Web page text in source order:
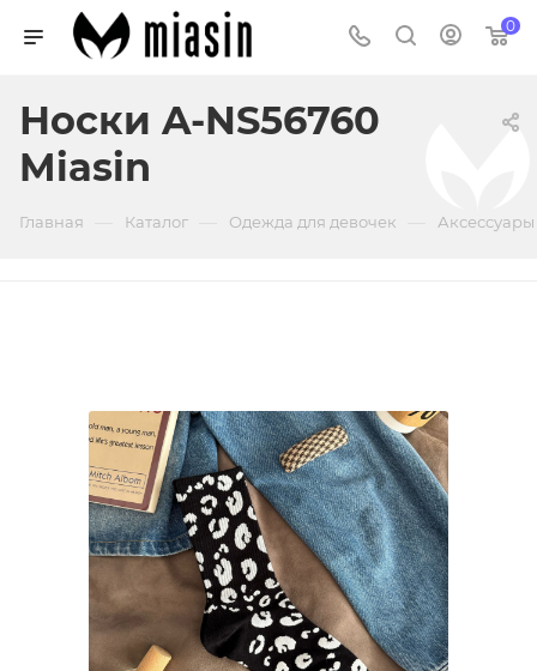
0
Носки A-NS56760
Miasin
Главная Каталог Одежда для девочек